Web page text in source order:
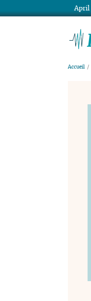
Accueil
April